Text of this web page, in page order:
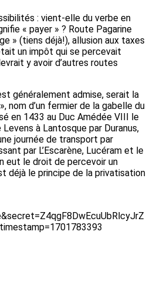
: vient-elle du verbe en
« payer » ? Route Pagarine
» (tiens déjà!), allusion aux taxes
un impôt qui se percevait
y avoir d’autres routes
généralement admise, serait la
nom d’un fermier de la gabelle du
en 1433 au Duc Amédée VIII le
à Lantosque par Duranus,
journée de transport par
par L’Escarène, Lucéram et le
eut le droit de percevoir un
déjà le principe de la privatisation